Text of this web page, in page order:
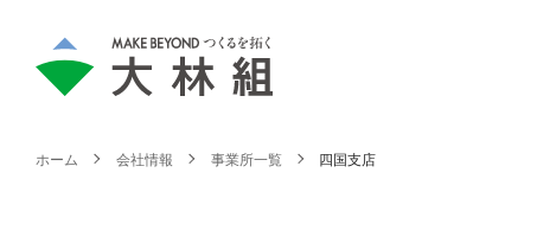
ホーム 会社情報 事業所一覧 四国支店